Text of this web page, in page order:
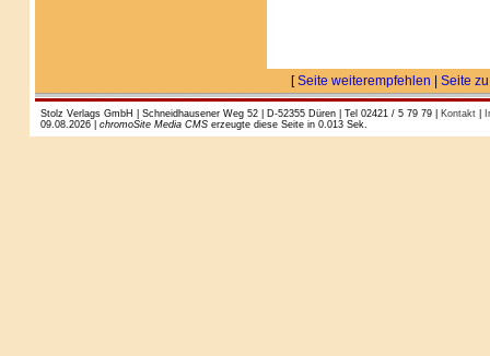
[Seite weiterempfehlen Seite
Stolz Verlags GmbH | Schneidhausener Weg 52 | D-52355 Düren | Tel 02421 / 5 79 79 | Kontakt|
09.08.2026 | chromoSite Media CMSerzeugte diese Seite in 0.013 Sek.